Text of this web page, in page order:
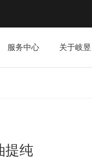
服务中心 关于岐昱
提纯